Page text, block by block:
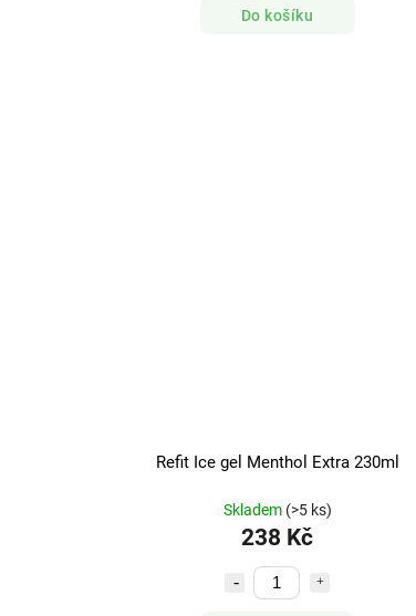
Do košíku
Refit Ice gel Menthol Extra 230ml
Skladem (>5 ks)
238 Kč